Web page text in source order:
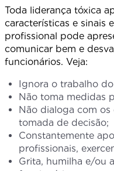
Toda liderança tóxica
características e sinais
profissional pode
comunicar bem e
funcionários. Veja:
Ignora o trabalho
Não toma medidas
Não dialoga com os
tomada de decisão;
Constantemente
profissionais,
Grita, humilha e/ou